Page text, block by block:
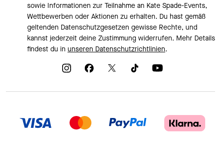
sowie Informationen zur Teilnahme an Kate Spade-Events,
Wettbewerben oder Aktionen zu erhalten. Du hast gemäß
geltenden Datenschutzgesetzen gewisse Rechte, und
kannst jederzeit deine Zustimmung widerrufen. Mehr Details
findest du in unseren Datenschutzrichtlinien.